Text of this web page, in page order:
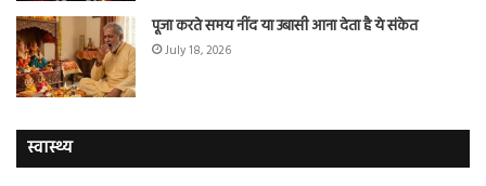
पूजा करते समय नींद या उबासी आना देता है ये संकेत
July 18, 2026
स्वास्थ्य